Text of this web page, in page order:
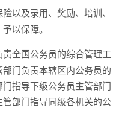
以及录用、奖励、培训、
以保障。
全国公务员的综合管理工
门负责本辖区内公务员的
指导下级公务员主管部门
部门指导同级各机关的公